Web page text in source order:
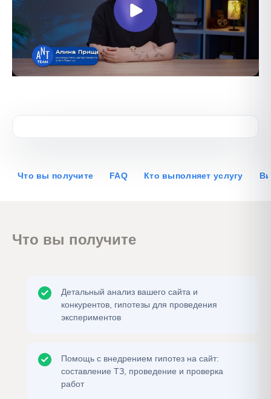
Что вы получите FAQ Кто выполняет услугу
Что вы получите
Детальный анализ вашего сайта и
конкурентов, гипотезы для проведения
экспериментов
Помощь с внедрением гипотез на сайт:
составление ТЗ, проведение и проверка
работ